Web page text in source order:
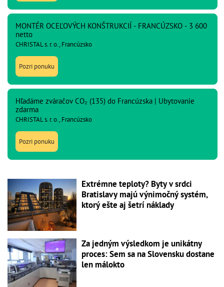
MONTÉR OCEĽOVÝCH KONŠTRUKCIÍ - FRANCÚZSKO - 3 600
netto
CHRISTAL s. r. o., Francúzsko
Pozri ponuku
Hľadáme zváračov CO₂ (135) do Francúzska | Ubytovanie
zdarma
CHRISTAL s. r. o., Francúzsko
Pozri ponuku
Extrémne teploty? Byty v srdci
Bratislavy majú výnimočný systém,
ktorý ešte aj šetrí náklady
Za jedným výsledkom je unikátny
proces: Sem sa na Slovensku dostane
len málokto